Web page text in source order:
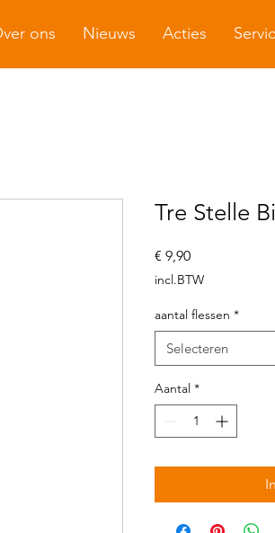
ons Nieuws Acties
Tre Stelle
€ 9,90Prijs
incl.BTW
aantal flessen *
Selecteren
Aantal *